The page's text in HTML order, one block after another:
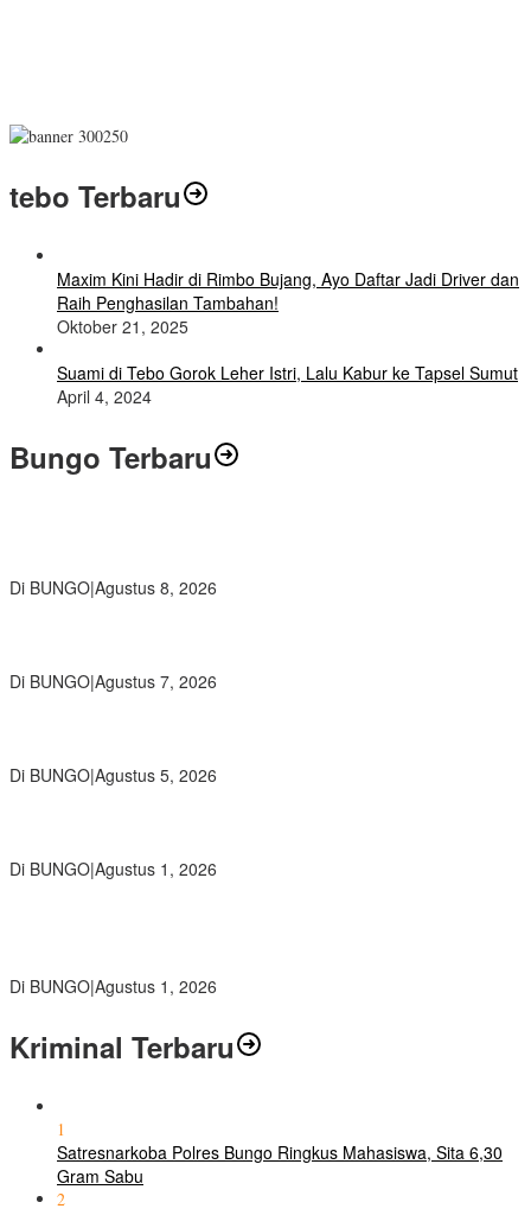
tebo Terbaru
Maxim Kini Hadir di Rimbo Bujang, Ayo Daftar Jadi Driver dan
Raih Penghasilan Tambahan!
Oktober 21, 2025
Suami di Tebo Gorok Leher Istri, Lalu Kabur ke Tapsel Sumut
April 4, 2024
Bungo Terbaru
Di BUNGO|Agustus 8, 2026
Di BUNGO|Agustus 7, 2026
Di BUNGO|Agustus 5, 2026
Di BUNGO|Agustus 1, 2026
Di BUNGO|Agustus 1, 2026
Kriminal Terbaru
1
Satresnarkoba Polres Bungo Ringkus Mahasiswa, Sita 6,30
Gram Sabu
2